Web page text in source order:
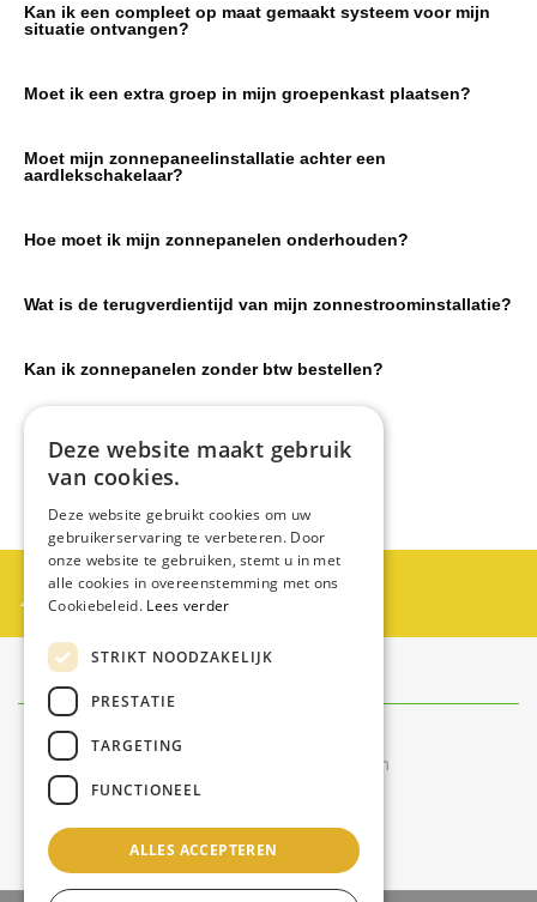
Kan ik een compleet op maat gemaakt systeem voor mijn
situatie ontvangen?
Moet ik een extra groep in mijn groepenkast plaatsen?
Moet mijn zonnepaneelinstallatie achter een
aardlekschakelaar?
Hoe moet ik mijn zonnepanelen onderhouden?
Wat is de terugverdientijd van mijn zonnestroominstallatie?
Kan ik zonnepanelen zonder btw bestellen?
Partner worden?
Neem contact op met Swiss Zontechniek
Contact
info@swisszontechniek.nl
Bereikbaar tijdens kantooruren
van maandag t/m vrijdag
9.00 uur – 16.00 uur
Deze website maakt gebruik
van cookies.
Deze website gebruikt cookies om uw
gebruikerservaring te verbeteren. Door
onze website te gebruiken, stemt u in met
alle cookies in overeenstemming met ons
Cookiebeleid. Lees verder
STRIKT NOODZAKELIJK
PRESTATIE
TARGETING
FUNCTIONEEL
ALLES ACCEPTEREN